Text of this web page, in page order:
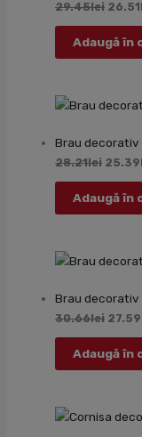
29.45lei 26.51
Adaugă în
Brau decorativ
28.21lei 25.39
Adaugă în
Brau decorativ
30.66lei 27.59
Adaugă în